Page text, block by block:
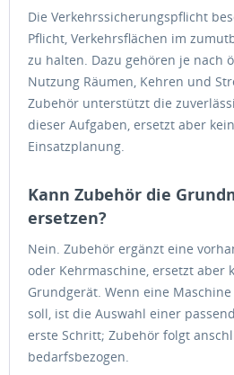
Die Verkehrssicherungspflicht
Pflicht, Verkehrsflächen im
zu halten. Dazu gehören je nach
Nutzung Räumen, Kehren und
Zubehör unterstützt die
dieser Aufgaben, ersetzt aber
Einsatzplanung.
Kann Zubehör die
ersetzen?
Nein. Zubehör ergänzt eine
oder Kehrmaschine, ersetzt aber
Grundgerät. Wenn eine
soll, ist die Auswahl einer
erste Schritt; Zubehör folgt
bedarfsbezogen.